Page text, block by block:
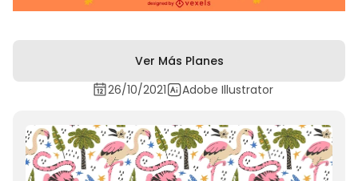
Ver Más Planes
26/10/2021
Adobe Illustrator